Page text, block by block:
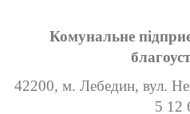
Комунальне
42200, м. Лебедин, вул.
5 12